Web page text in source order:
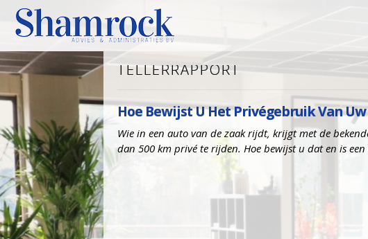
TELLERRAPPORT
Hoe Bewijst U Het Privégebruik Van Uw
Wie in een auto van de zaak rijdt, krijgt met de
dan 500 km privé te rijden. Hoe bewijst u dat en is